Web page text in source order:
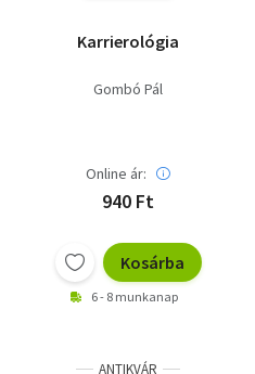
Karrierológia
Gombó Pál
Online ár:
940 Ft
Kosárba
6 - 8 munkanap
ANTIKVÁR